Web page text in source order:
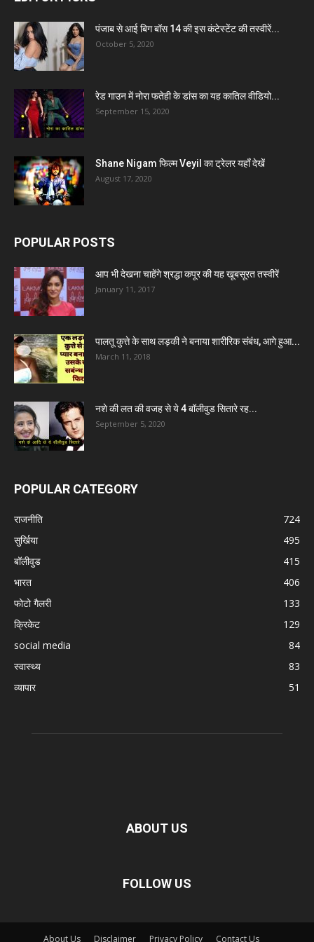
पंजाब से आई बिग बॉस 14 की इस कंटेस्टेंट की तस्वीरें...
October 5, 2020
रेड गाउन में नोरा फतेही के डांस का यह कातिल वीडियो...
September 15, 2020
Shane Nigam फिल्म Veyil का ट्रेलर यहाँ देखें
August 17, 2020
POPULAR POSTS
आप भी देखना चाहेंगे श्रद्धा कपूर की यह खूबसूरत तस्वीरें
January 11, 2017
पालतू कुत्ते के साथ लड़की ने बनाया शारीरिक संबंध, आगे हुआ...
March 11, 2018
नशे की लत की वजह से ये 4 बॉलीवुड सितारे रह...
September 5, 2020
POPULAR CATEGORY
राजनीति
724
सुर्खिया
495
बॉलीवुड
415
भारत
406
फोटो गैलरी
133
क्रिकेट
129
social media
84
स्वास्थ्य
83
व्यापार
51
ABOUT US
FOLLOW US
About Us Disclaimer Privacy Policy Contact Us